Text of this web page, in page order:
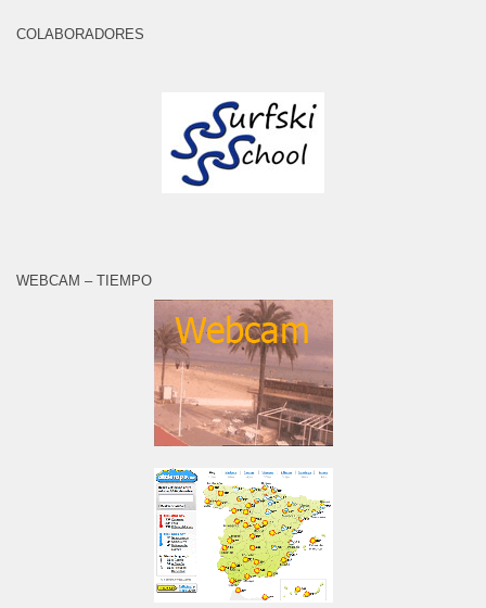
COLABORADORES
WEBCAM – TIEMPO